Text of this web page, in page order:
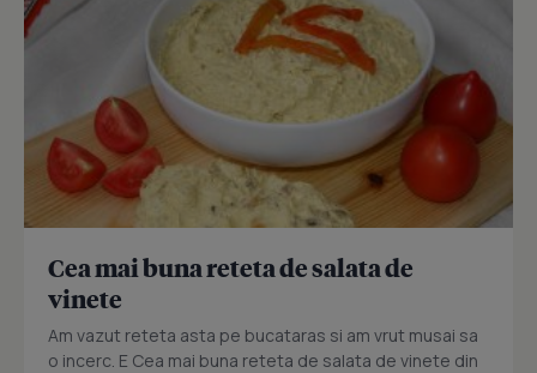
Cea mai buna reteta de salata de
vinete
Am vazut reteta asta pe bucataras si am vrut musai sa
o incerc. E Cea mai buna reteta de salata de vinete din